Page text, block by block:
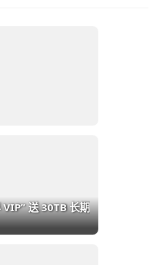
送 30TB 长期